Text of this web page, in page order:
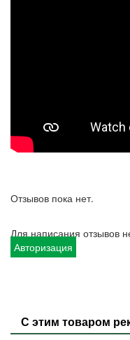
Отзывов пока нет.
Для написания отзывов
Авторизация
С этим товаром